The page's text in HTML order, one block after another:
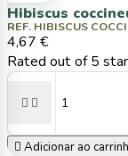
Hibiscus
REF. HIBISCUS
4,67 €
Rated out of 5
 
 Adicionar ao